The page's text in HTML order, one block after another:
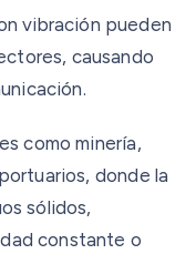
vibración pueden
causando
como minería,
donde la
sólidos,
constante o